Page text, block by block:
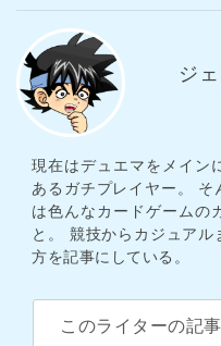
ジ
現在はデュエマをメイン
あるガチプレイヤー。
は色んなカードゲームの
と。 競技からカジュア
方を記事にしている。
このライターの記